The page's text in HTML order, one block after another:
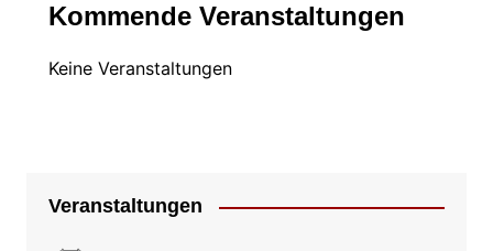
Kommende Veranstaltungen
Keine Veranstaltungen
Veranstaltungen